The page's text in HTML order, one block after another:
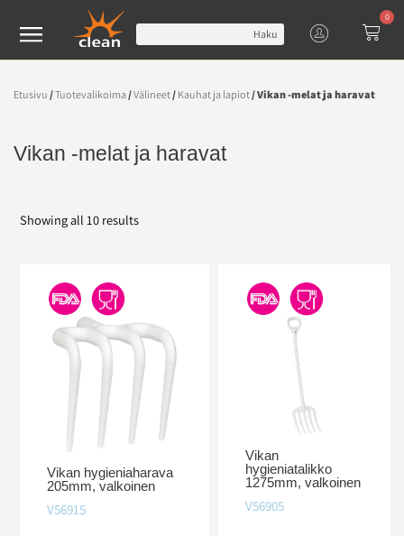
Haku
0
Etusivu /Tuotevalikoima/Välineet/ Kauhat ja lapiot/ Vikan -melat ja haravat
Vikan -melat ja haravat
Showing all 10 results
Vikan hygieniaharava
205mm, valkoinen
V56915
Vikan
hygieniatalikko
1275mm, valkoinen
V56905